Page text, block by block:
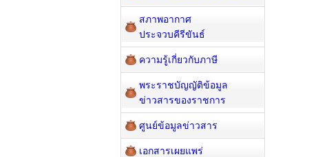
สภาพอากาศ
ประจวบคีรีขันธ์
ความรู้เกี่ยวกับภาษี
พระราชบัญญัติข้อมูล
ข่าวสารของราชการ
ศูนย์ข้อมูลข่าวสาร
เอกสารเผยแพร่